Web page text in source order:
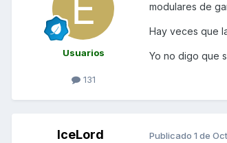
Usuarios
131
modulares de
Hay veces que
Yo no digo que
IceLord Publicado 1 de